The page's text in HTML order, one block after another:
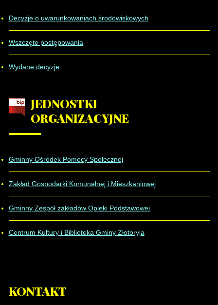
Decyzje o uwarunkowaniach środowiskowych
Wszczęte postępowania
Wydane decyzje
JEDNOSTKI
ORGANIZACYJNE
Gminny Ośrodek Pomocy Społecznej
Zakład Gospodarki Komunalnej i Mieszkaniowej
Gminny Zespół zakładów Opieki Podstawowej
Centrum Kultury i Biblioteka Gminy Złotoryja
KONTAKT